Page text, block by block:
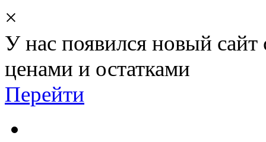
×
У нас появился новый сайт
ценами и остатками
Перейти